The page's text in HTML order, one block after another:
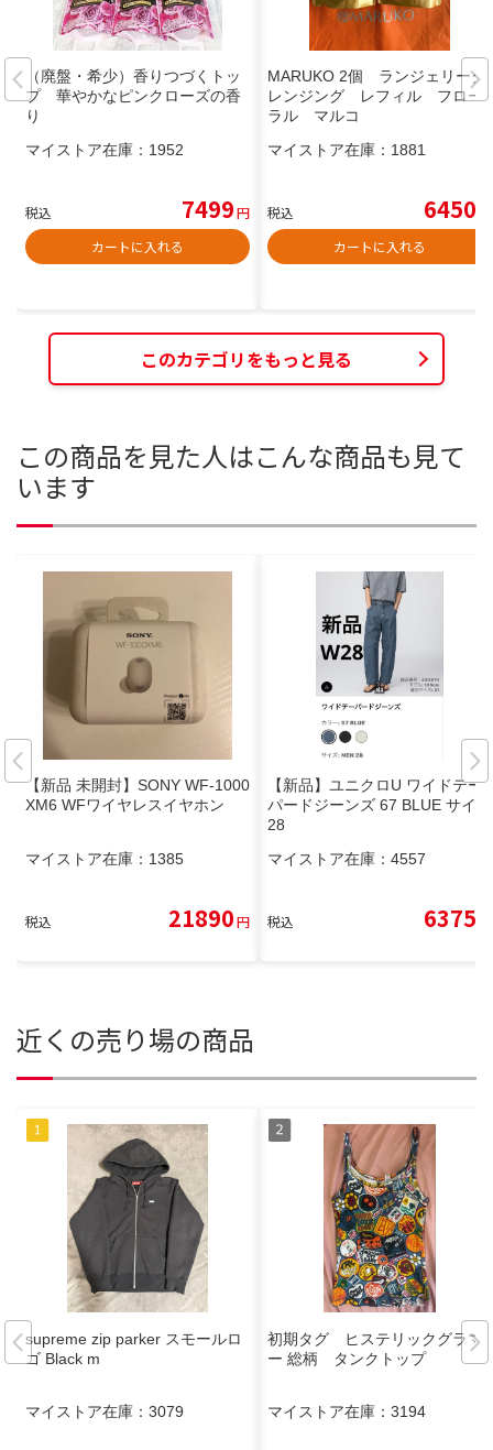
（廃盤・希少）香りつづくトッ
プ 華やかなピンクローズの香
り
マイストア在庫： 1952
税込 7499円
カートに入れる
MARUKO 2個 ランジェリーク
レンジング レフィル フロー
ラル マルコ
マイストア在庫： 1881
税込 6450
カートに入れる
このカテゴリをもっと見る
この商品を見た人はこんな商品も見て
います
【新品 未開封】SONY WF-1000
XM6 WFワイヤレスイヤホン
マイストア在庫： 1385
税込 21890円
【新品】ユニクロU ワイドテー
パードジーンズ 67 BLUE サイズ
28
マイストア在庫： 4557
税込 6375
近くの売り場の商品
supreme zip parker スモールロ
ゴ Black m
マイストア在庫： 3079
初期タグ ヒステリックグラマ
ー 総柄 タンクトップ
マイストア在庫： 3194